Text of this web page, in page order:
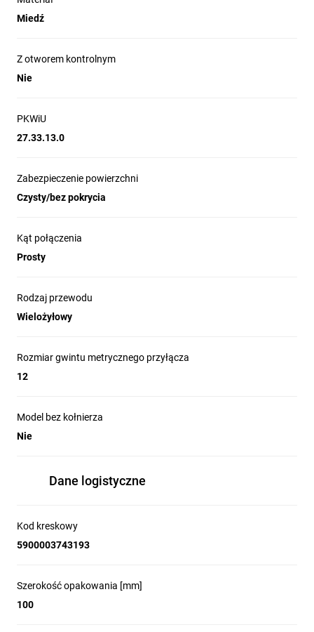
Miedź
Z otworem kontrolnym
Nie
PKWiU
27.33.13.0
Zabezpieczenie powierzchni
Czysty/bez pokrycia
Kąt połączenia
Prosty
Rodzaj przewodu
Wielożyłowy
Rozmiar gwintu metrycznego przyłącza
12
Model bez kołnierza
Nie
Dane logistyczne
Kod kreskowy
5900003743193
Szerokość opakowania [mm]
100